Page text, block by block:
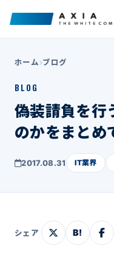
ホーム ブログ
BLOG
偽装請負を行
のかをまとめ
2017.08.31 IT業界
シェア B!